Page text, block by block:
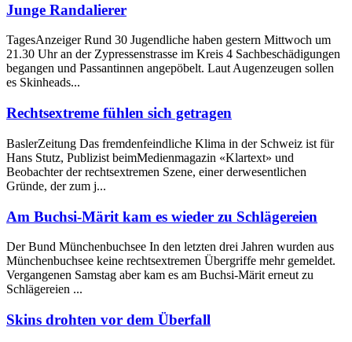
Junge Randalierer
TagesAnzeiger Rund 30 Jugendliche haben gestern Mittwoch um
21.30 Uhr an der Zypressenstrasse im Kreis 4 Sachbeschädigungen
begangen und Passantinnen angepöbelt. Laut Augenzeugen sollen
es Skinheads...
Rechtsextreme fühlen sich getragen
BaslerZeitung Das fremdenfeindliche Klima in der Schweiz ist für
Hans Stutz, Publizist beimMedienmagazin «Klartext» und
Beobachter der rechtsextremen Szene, einer derwesentlichen
Gründe, der zum j...
Am Buchsi-Märit kam es wieder zu Schlägereien
Der Bund Münchenbuchsee In den letzten drei Jahren wurden aus
Münchenbuchsee keine rechtsextremen Übergriffe mehr gemeldet.
Vergangenen Samstag aber kam es am Buchsi-Märit erneut zu
Schlägereien ...
Skins drohten vor dem Überfall